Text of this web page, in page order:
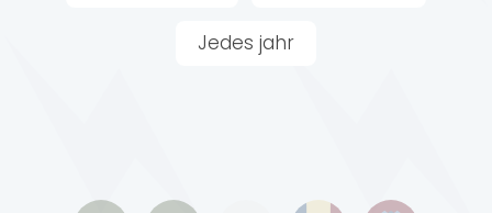
Jedes jahr